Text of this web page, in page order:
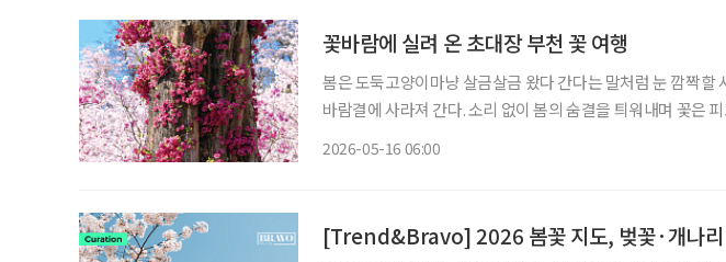
꽃바람에 실려 온 초대장 부천 꽃 여행
봄은 도둑고양이마냥 살금살금 왔다 간다는 말처럼 눈 깜짝할
바람결에 사라져 간다. 소리 없이 봄의 숨결을 틔워내며 꽃은
2026-05-16 06:00
[Trend&Bravo] 2026 봄꽃 지도, 벚꽃·개나리